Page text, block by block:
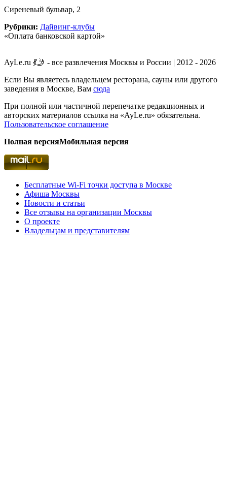
Сиреневый бульвар, 2
Рубрики: Дайвинг-клубы
«Оплата банковской картой»
AyLe.ru 💃🤳 - все развлечения Москвы и России | 2012 - 2026
Если Вы являетесь владельцем ресторана, сауны или другого
заведения в Москве, Вам сюда
При полной или частичной перепечатке редакционных и
авторских материалов ссылка на «AyLe.ru» обязательна.
Пользовательское соглашение
Полная версияМобильная версия
Бесплатные Wi-Fi точки доступа в Москве
Афиша Москвы
Новости и статьи
Все отзывы на организации Москвы
О проекте
Владельцам и представителям